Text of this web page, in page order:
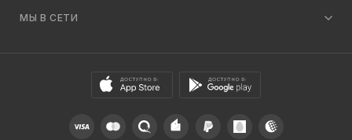
МЫ В СЕТИ